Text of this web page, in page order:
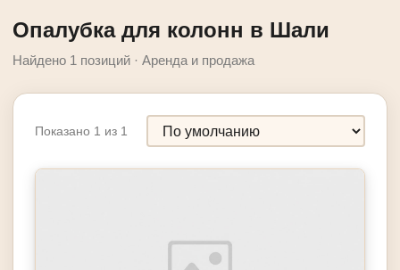
Опалубка для колонн в Шали
Найдено 1 позиций · Аренда и продажа
Показано 1 из 1